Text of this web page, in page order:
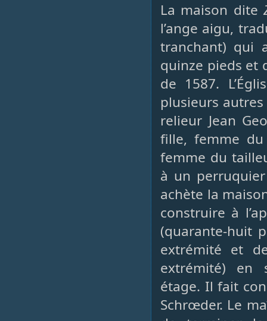
La maison dite
l’ange aigu,
tranchant) qui
quinze pieds et
de 1587.
plusieurs
relieur Jean
fille, femme
femme du
à un perruquier
achète la
construire à
(quarante-huit
extrémité et
extrémité) en
étage. Il fait
Schrœder. Le